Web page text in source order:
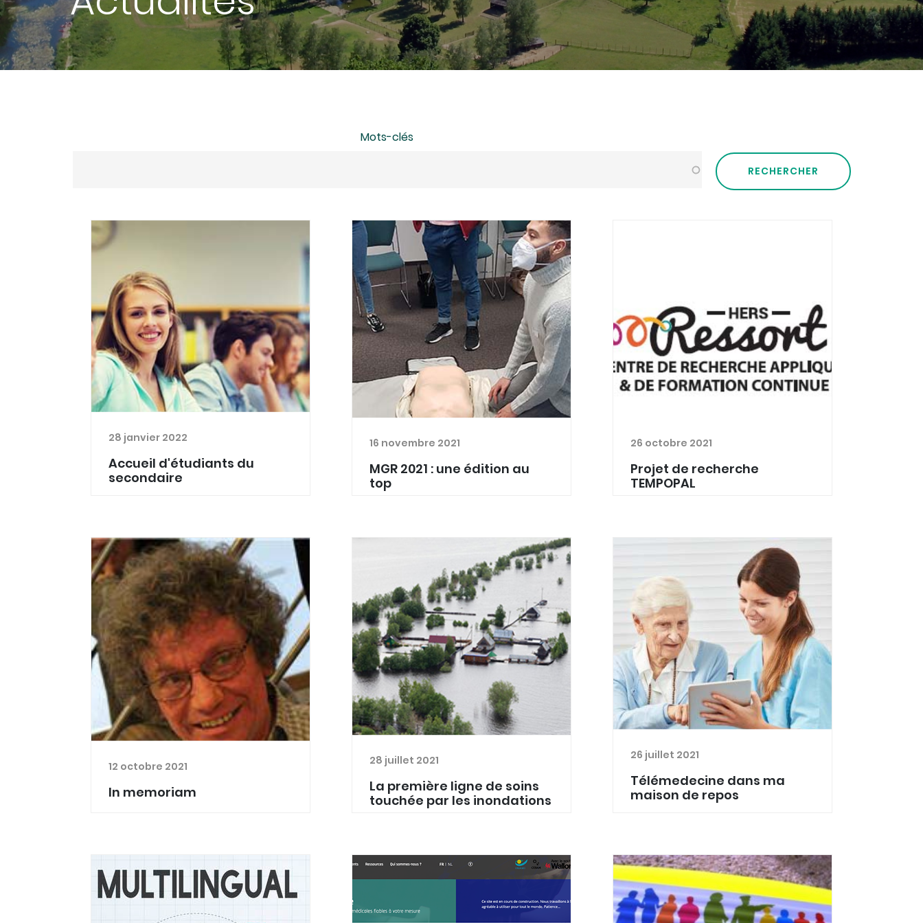
Mots-clés
28 janvier 2022
Accueil d'étudiants du
secondaire
nous développons actuellement
toute une série d'actions à
destination des étudiants du
secondaire. La raison de ce type de
démarch...
16 novembre 2021
MGR 2021 : une édition au
top
édition des "Journées découvertes de
la médecine générale rurale". En deux
demi-journées, 23 ateliers
thématiques ont été proposé...
26 octobre 2021
Projet de recherche
TEMPOPAL
par entretiens semi-dirigés), financé
par la FWB, et mené par le Centre
Ressort de la Haute Ecole Robert
Schuman - centre de...
12 octobre 2021
In memoriam
dimanche soir du Dr Jean Laperche,
médecin généraliste à la MM de
Barvaux. Le Dr Laperche était l'un des
pionniers des projets d'at...
28 juillet 2021
La première ligne de soins
touchée par les inondations
sein de la profession médicale, de
répondre aux très nombreux besoin...
26 juillet 2021
Télémedecine dans ma
maison de repos
confrontées durant cette pandémie,
la Province de Luxembourg a
décidé de consacrer des moyens à
l’amélioration de la prise en charge, à
la...